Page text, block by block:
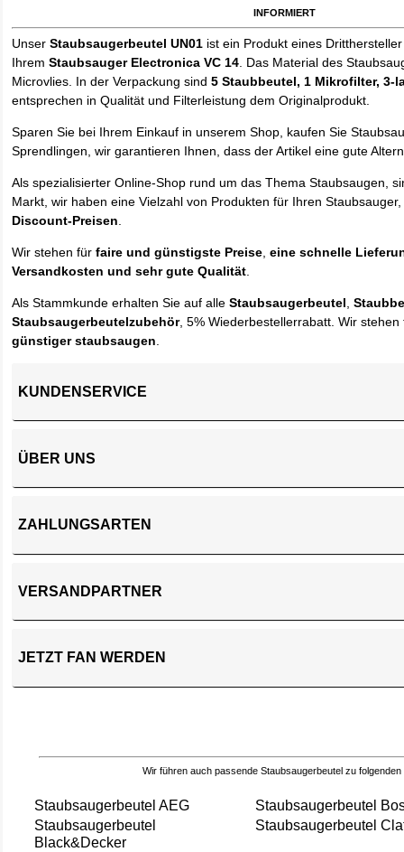
informiert
UnserStaubsaugerbeutel UN01 ist ein Produkt eines
IhremStaubsauger Electronica VC 14 . Das Material des
Microvlies. In der Verpackung sind5 Staubbeutel, 1 Mikrofilter, 3-
entsprechen in Qualität und Filterleistung dem Originalprodukt.
Sparen Sie bei Ihrem Einkauf in unserem Shop, kaufen Sie
Sprendlingen, wir garantieren Ihnen, dass der Artikel eine gute
Als spezialisierter Online-Shop rund um das Thema Staubsaugen,
Markt, wir haben eine Vielzahl von Produkten für Ihren
Discount-Preisen
Wir stehen fürfaire und günstigste Preise ,eine schnelle
Versandkosten und sehr gute Qualität
Als Stammkunde erhalten Sie auf alleStaubsaugerbeutel ,
Staubsaugerbeutelzubehör, 5% Wiederbestellerrabatt. Wir
günstiger staubsaugen
KUNDENSERVICE
ÜBER UNS
ZAHLUNGSARTEN
VERSANDPARTNER
JETZT FAN WERDEN
Wir führen auch passende Staubsaugerbeutel zu folgenden
Staubsaugerbeutel AEG
Staubsaugerbeutel
Staubsaugerbeutel
Black&Decker
Staubsaugerbeutel